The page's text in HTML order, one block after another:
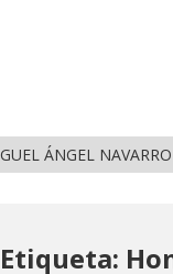
ÁNGEL
Etiqueta: